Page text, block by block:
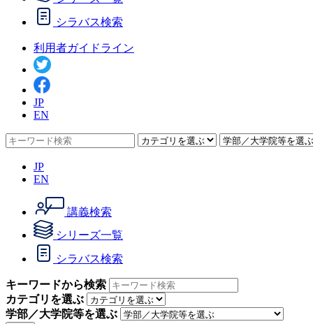
シラバス検索
利用者ガイドライン
JP
EN
JP
EN
講義検索
シリーズ一覧
シラバス検索
キーワードから検索
カテゴリを選ぶ
学部／大学院等を選ぶ